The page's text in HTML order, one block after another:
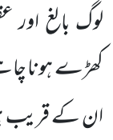
لوگ بالغ اور
کھڑے ہونا
ان کے قریب